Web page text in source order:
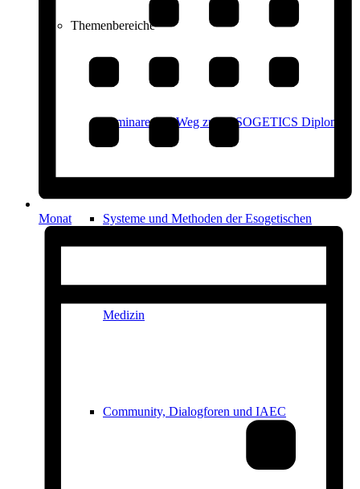
Themenbereiche
Seminare und Weg zum ESOGETICS Diplom
Systeme und Methoden der Esogetischen
Medizin
Community, Dialogforen und IAEC
Monat